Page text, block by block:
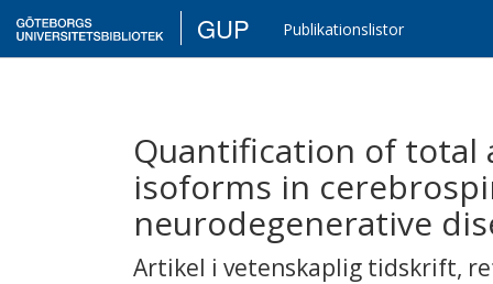
GUP Publikationslistor
Quantification of total
isoforms in
neurodegenerative
Artikel i vetenskaplig tidskrift,